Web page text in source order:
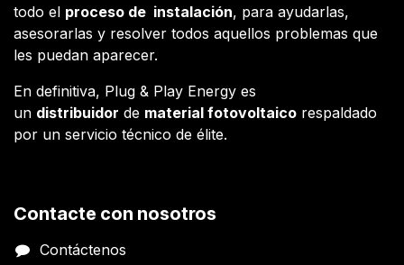
todo el proceso de instalación, para ayudarlas,
asesorarlas y resolver todos aquellos problemas que
les puedan aparecer.
En definitiva, Plug & Play Energy es
un distribuidor de material fotovoltaico respaldado
por un servicio técnico de élite.
Contacte con nosotros
Contáctenos